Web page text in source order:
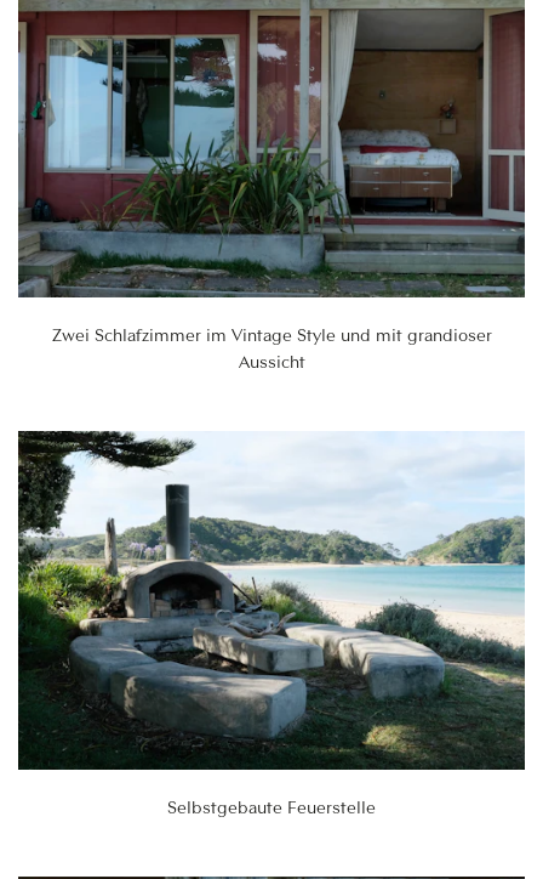
Zwei Schlafzimmer im Vintage Style und mit grandioser
Aussicht
Selbstgebaute Feuerstelle